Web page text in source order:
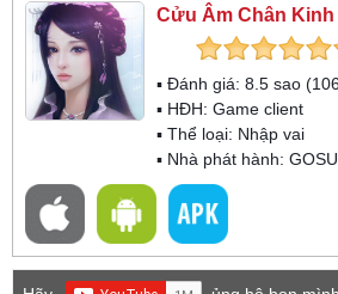
Cửu Âm Chân Kinh
▪ Đánh giá: 8.5 sao (106
▪ HĐH: Game client
▪ Thể loại: Nhập vai
▪ Nhà phát hành: GOSU